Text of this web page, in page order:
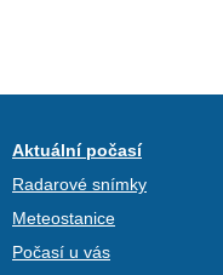
Aktuální počasí
Radarové snímky
Meteostanice
Počasí u vás